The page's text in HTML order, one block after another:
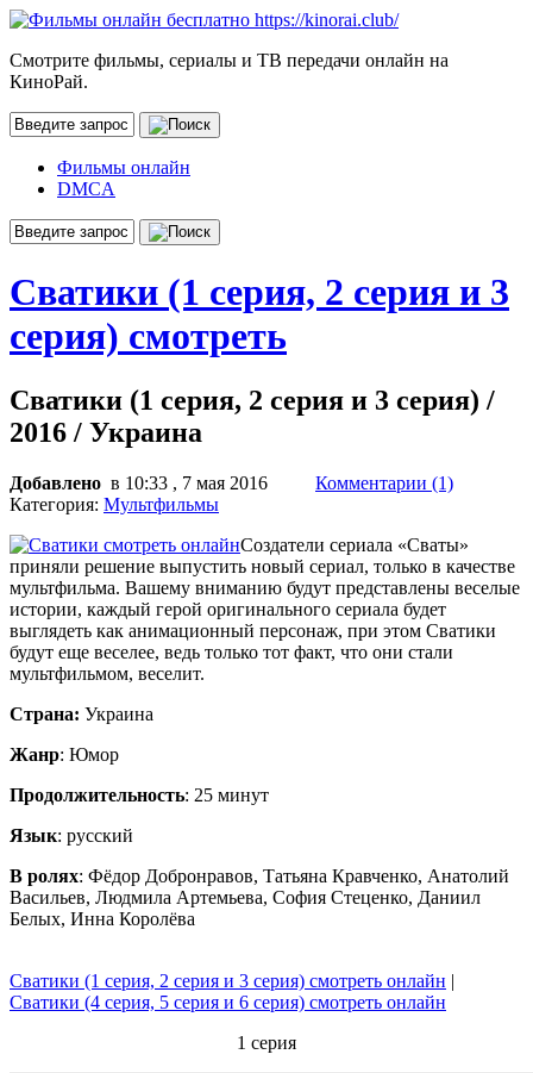
Смотрите фильмы, сериалы и ТВ передачи онлайн на
КиноРай.
Фильмы онлайн
DMCA
Сватики (1 серия, 2 серия и 3
серия) смотреть
Сватики (1 серия, 2 серия и 3 серия) /
2016 / Украина
Добавлено в 10:33 , 7 мая 2016
Комментарии (1)
Категория: Мультфильмы
Создатели сериала «Сваты»
приняли решение выпустить новый сериал, только в качестве
мультфильма. Вашему вниманию будут представлены веселые
истории, каждый герой оригинального сериала будет
выглядеть как анимационный персонаж, при этом Сватики
будут еще веселее, ведь только тот факт, что они стали
мультфильмом, веселит.
Страна: Украина
Жанр: Юмор
Продолжительность: 25 минут
Язык: русский
В ролях: Фёдор Добронравов, Татьяна Кравченко, Анатолий
Васильев, Людмила Артемьева, София Стеценко, Даниил
Белых, Инна Королёва
Сватики (1 серия, 2 серия и 3 серия) смотреть онлайн |
Сватики (4 серия, 5 серия и 6 серия) смотреть онлайн
1 серия